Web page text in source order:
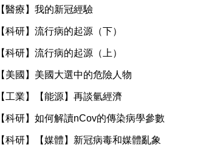
【醫療】我的新冠經驗
【科研】流行病的起源（下）
【科研】流行病的起源（上）
【美國】美國大選中的危險人物
【工業】【能源】再談氫經濟
【科研】如何解讀nCov的傳染病學參數
【科研】【媒體】新冠病毒和媒體亂象